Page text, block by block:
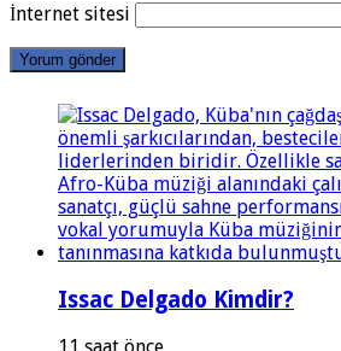
İnternet sitesi
Issac Delgado Kimdir?